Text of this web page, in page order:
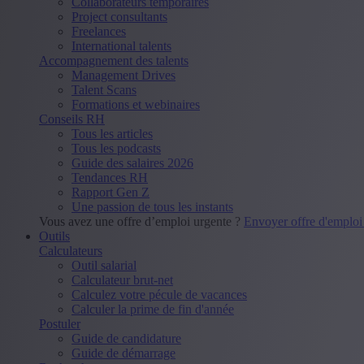
Project consultants
Freelances
International talents
Accompagnement des talents
Management Drives
Talent Scans
Formations et webinaires
Conseils RH
Tous les articles
Tous les podcasts
Guide des salaires 2026
Tendances RH
Rapport Gen Z
Une passion de tous les instants
Vous avez une offre d’emploi urgente ? Envoyer offre
Outils
Calculateurs
Outil salarial
Calculateur brut-net
Calculez votre pécule de vacances
Calculer la prime de fin d'année
Postuler
Guide de candidature
Guide de démarrage